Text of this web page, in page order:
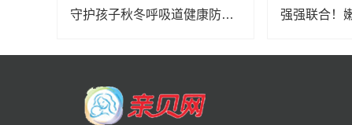
守护孩子秋冬呼吸道健康防线：“好好呼吸”婴幼儿呼吸道健康科普项目在京启动